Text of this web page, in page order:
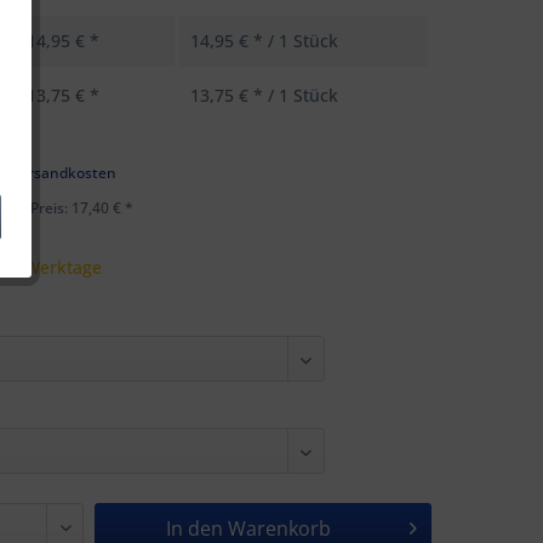
14,95 € * 14,95 € * / 1 Stück
13,75 € * 13,75 € * / 1 Stück
Versandkosten
Preis: 17,40 € *
5 Werktage
In den Warenkorb